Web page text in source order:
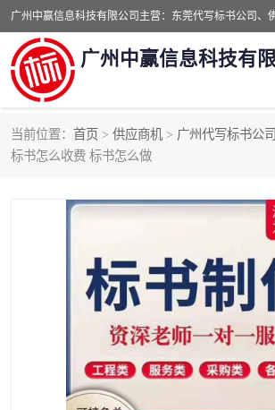
广州中赢信息科技有
当前位置： 首页 > 供应商机 > 广州代写标书公司
标书怎么收费 标书怎么做
东莞代写标书公司
深圳代写标书公司 广州代